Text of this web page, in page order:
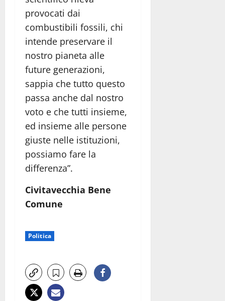
provocati dai
combustibili fossili, chi
intende preservare il
nostro pianeta alle
future generazioni,
sappia che tutto questo
passa anche dal nostro
voto e che tutti insieme,
ed insieme alle persone
giuste nelle istituzioni,
possiamo fare la
differenza”.
Civitavecchia Bene
Comune
Politica